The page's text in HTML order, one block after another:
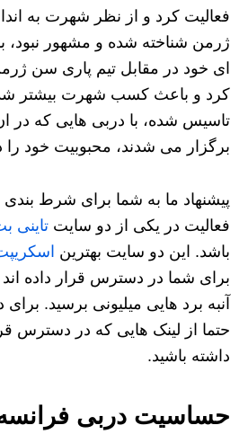
فعالیت کرد و از نظر شهرت به
ژرمن شناخته شده و مشهور نبود،
ای خود در مقابل تیم پاری سن
کرد و باعث کسب شهرت بیشتر شد.
تاسیس شده، با دربی هایی که در
برگزار می شدند، محبوبیت خود را
پیشنهاد ما به شما برای شرط
فعالیت در یکی از دو سایت تاینی
باشد. این دو سایت بهترین
برای شما در دسترس قرار داده اند
آنبه برد هایی میلیونی برسید.
حتما از لینک هایی که در دسترس
داشته باشید.
حساسیت دربی